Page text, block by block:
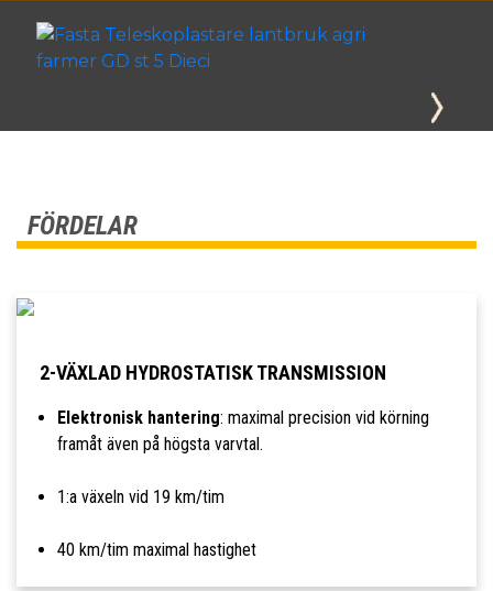
FÖRDELAR
2-VÄXLAD HYDROSTATISK TRANSMISSION
Elektronisk hantering: maximal precision vid körning
framåt även på högsta varvtal.
1:a växeln vid 19 km/tim
40 km/tim maximal hastighet